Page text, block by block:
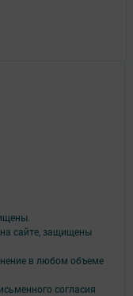
сайте, защищены
в любом объеме
согласия